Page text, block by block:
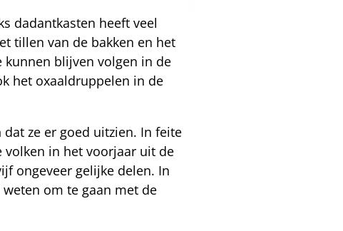
dadantkasten heeft veel
tillen van de bakken en het
blijven volgen in de
het oxaaldruppelen in de
ze er goed uitzien. In feite
volken in het voorjaar uit de
ongeveer gelijke delen. In
om te gaan met de